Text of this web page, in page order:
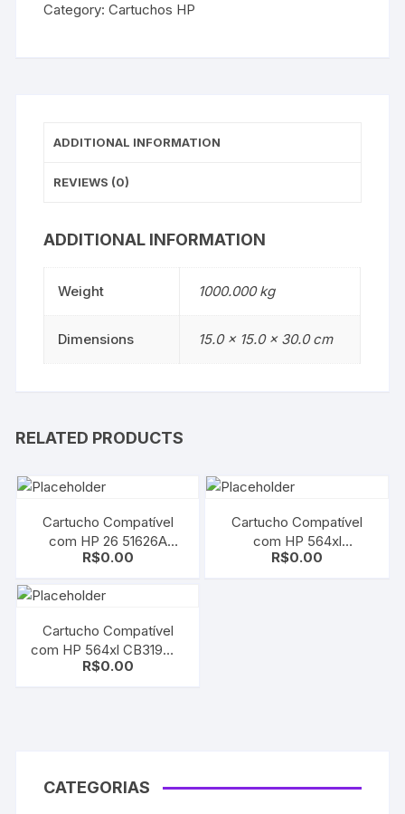
quantity
Category:Cartuchos HP
ADDITIONAL INFORMATION
REVIEWS (0)
ADDITIONAL INFORMATION
Weight 1000.000 kg
Dimensions 15.0 × 15.0 × 30.0 cm
RELATED PRODUCTS
Cartucho Compatível
com HP 26 51626A
Black | Deskjet 400/
R$0.00
Cartucho Compatível
com HP 564xl
CB320WL | CB325WN
R$0.00
Cartucho Compatível
com HP 564xl CB319WL
| CB324WN Magenta |
R$0.00
CATEGORIAS